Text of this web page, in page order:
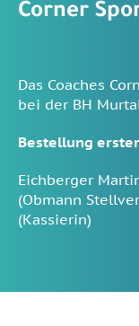
Corner
Das Coaches
bei der BH
Bestellung
Eichberger
(Obmann
(Kassierin)